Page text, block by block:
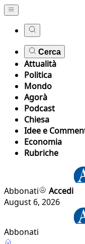
Cerca
Attualità
Politica
Mondo
Agorà
Podcast
Chiesa
Idee e
Economia
Rubriche
Abbonati
Accedi
August 6, 2026
Abbonati